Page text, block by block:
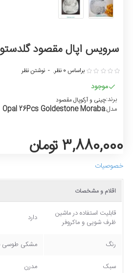
سرویس اپال مقصود گلدستون 26 پارچه
موجود
برند:چینی و آرکوپال مقصود
مدل:Opal 26Pcs Goldestone Moraba
براساس 0 نظر. - نوشتن نظر
3,880,000 تومان
خصوصیات
اقلام و مشخصات
قابلیت استفاده در ماشین
ظرف شویی و ماکروفر
دارد
رنگ مشکی طوسی
سبک مدرن